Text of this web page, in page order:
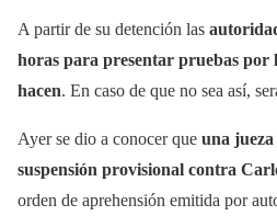
A partir de su detención las
horas para presentar pruebas por
hacen. En caso de que no sea así,
Ayer se dio a conocer que una
suspensión provisional contra
orden de aprehensión emitida por